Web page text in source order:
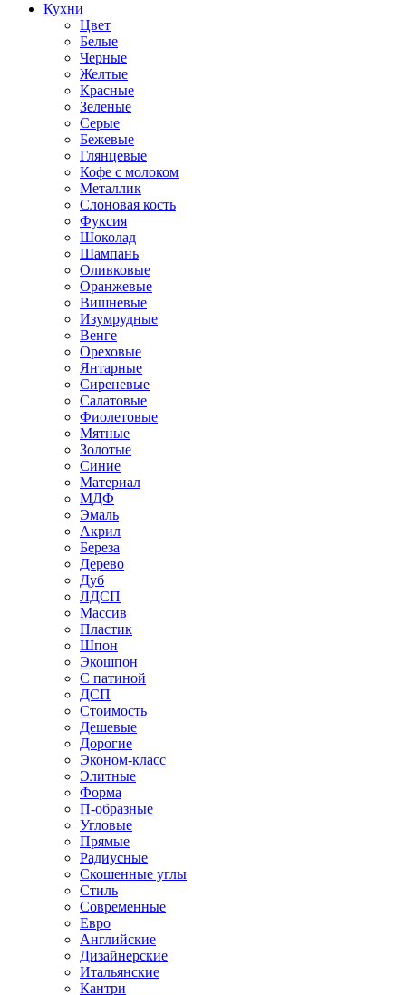
Кухни
Цвет
Белые
Черные
Желтые
Красные
Зеленые
Серые
Бежевые
Глянцевые
Кофе с молоком
Металлик
Слоновая кость
Фуксия
Шоколад
Шампань
Оливковые
Оранжевые
Вишневые
Изумрудные
Венге
Ореховые
Янтарные
Сиреневые
Салатовые
Фиолетовые
Мятные
Золотые
Синие
Материал
МДФ
Эмаль
Акрил
Береза
Дерево
Дуб
ЛДСП
Массив
Пластик
Шпон
Экошпон
С патиной
ДСП
Стоимость
Дешевые
Дорогие
Эконом-класс
Элитные
Форма
П-образные
Угловые
Прямые
Радиусные
Скошенные углы
Стиль
Современные
Евро
Английские
Дизайнерские
Итальянские
Кантри